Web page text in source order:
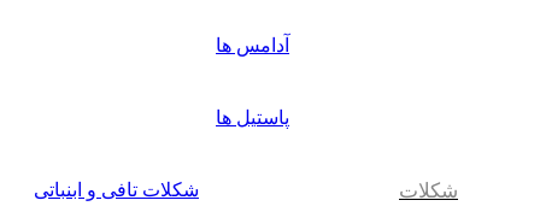
آدامس ها
پاستیل ها
شکلات شکلات تافی و ابنباتی